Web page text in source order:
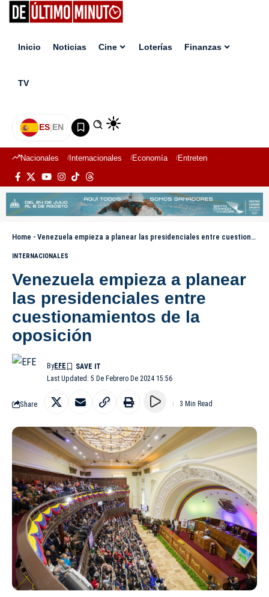
Inicio Noticias Cine Loterías Finanzas
TV
ES|EN
Nacionales Internacionales Economía Entretenimiento
Home - Venezuela empieza a planear las presidenciales entre cuestionamientos de la oposición
INTERNACIONALES
Venezuela empieza a planear
las presidenciales entre
cuestionamientos de la
oposición
Last Updated: 5 De Febrero De 2024 15:56
ByEFE
Share 3 Min Read